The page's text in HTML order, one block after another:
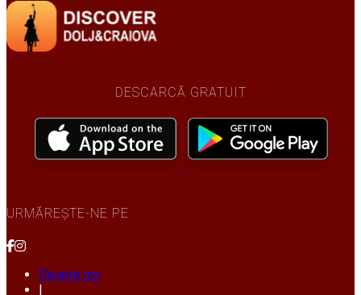
DESCARCĂ GRATUIT
URMĂREȘTE-NE PE
Despre noi
|